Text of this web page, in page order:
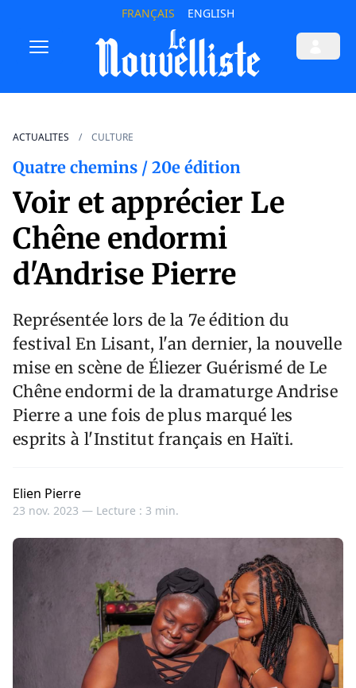
FRANÇAIS ENGLISH
ACTUALITES CULTURE
Quatre chemins / 20e édition
Voir et apprécier Le
Chêne endormi
d'Andrise Pierre
Représentée lors de la 7e édition du
festival En Lisant, l'an dernier, la nouvelle
mise en scène de Éliezer Guérismé de Le
Chêne endormi de la dramaturge Andrise
Pierre a une fois de plus marqué les
esprits à l'Institut français en Haïti.
Elien Pierre
23 nov. 2023 — Lecture : 3 min.